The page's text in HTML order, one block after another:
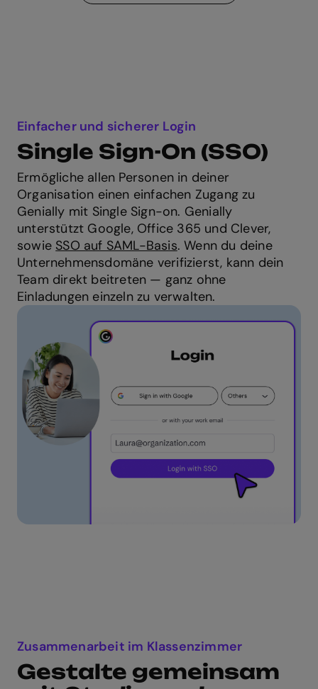
Einfacher und sicherer Login
Single Sign-On (SSO)
Ermögliche allen Personen in deiner
Organisation einen einfachen Zugang zu
Genially mit Single Sign-on. Genially
unterstützt Google, Office 365 und Clever,
sowie SSO auf SAML-Basis. Wenn du deine
Unternehmensdomäne verifizierst, kann dein
Team direkt beitreten — ganz ohne
Einladungen einzeln zu verwalten.
Zusammenarbeit im Klassenzimmer
Gestalte gemeinsam